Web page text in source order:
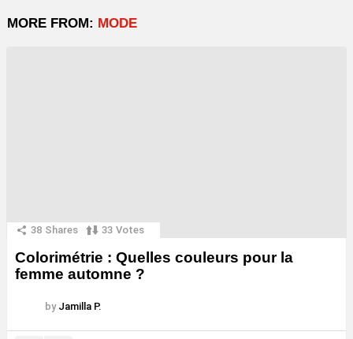
MORE FROM: MODE
38 Shares 33 Votes
Colorimétrie : Quelles couleurs pour la
femme automne ?
by Jamilla P.